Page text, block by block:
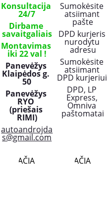
Konsultacija
24/7
Dirbame
savaitgaliais
Montavimas
iki 22 val !
Panevėžys
Klaipėdos g.
50
Panevėžys
RYO
(priešais
RIMI)
autoandrojda
s@gmail.com
PLAČIAU..
Sumokėsite
atsiimant
pašte
DPD kurjeris
nurodytu
adresu
Sumokėsite
atsiimant
DPD kurjeriui
DPD, LP
Express,
Omniva
paštomatai
PLAČIAU..